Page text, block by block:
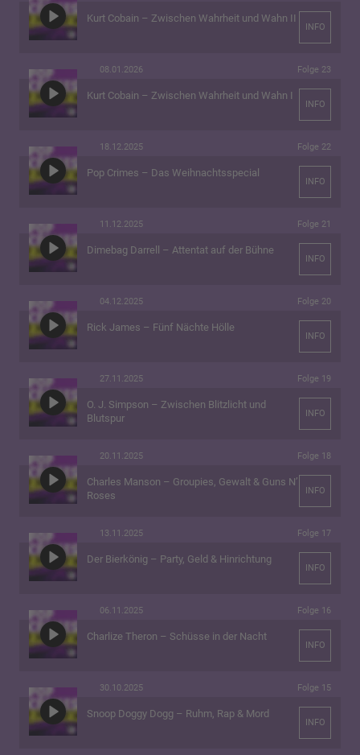
Kurt Cobain – Zwischen Wahrheit und Wahn II
INFO
08.01.2026 Folge 23
Kurt Cobain – Zwischen Wahrheit und Wahn I
INFO
18.12.2025 Folge 22
Pop Crimes – Das Weihnachtsspecial
INFO
11.12.2025 Folge 21
Dimebag Darrell – Attentat auf der Bühne
INFO
04.12.2025 Folge 20
Rick James – Fünf Nächte Hölle
INFO
27.11.2025 Folge 19
O. J. Simpson – Zwischen Blitzlicht und
Blutspur
INFO
20.11.2025 Folge 18
Charles Manson – Groupies, Gewalt & Guns N’
Roses
INFO
13.11.2025 Folge 17
Der Bierkönig – Party, Geld & Hinrichtung
INFO
06.11.2025 Folge 16
Charlize Theron – Schüsse in der Nacht
INFO
30.10.2025 Folge 15
Snoop Doggy Dogg – Ruhm, Rap & Mord
INFO